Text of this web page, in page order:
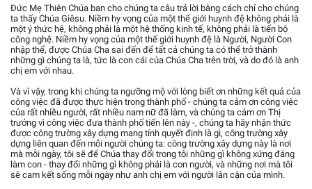
Đức Mẹ Thiên Chúa ban cho chúng ta câu trả lời bằng cách chỉ cho chúng
ta thấy Chúa Giêsu. Niềm hy vọng của một thế giới huynh đệ không phải là
một ý thức hệ, không phải là một hệ thống kinh tế, không phải là tiến bộ
công nghệ. Niềm hy vọng của một thế giới huynh đệ là Người, Người Con
nhập thể, được Chúa Cha sai đến để tất cả chúng ta có thể trở thành
những gì chúng ta là, tức là con cái của Chúa Cha trên trời, và do đó là anh
chị em với nhau.
Và vì vậy, trong khi chúng ta ngưỡng mộ với lòng biết ơn những kết quả của
công việc đã được thực hiện trong thành phố - chúng ta cảm ơn công việc
của rất nhiều người, rất nhiều nam nữ đã làm, và chúng ta cảm ơn Thị
trưởng vì công việc đưa thành phố tiến lên này -, chúng ta hãy nhận thức
được công trường xây dựng mang tính quyết định là gì, công trường xây
dựng liên quan đến mỗi người chúng ta: công trường xây dựng này là nơi
mà mỗi ngày, tôi sẽ để Chúa thay đổi trong tôi những gì không xứng đáng
làm con - thay đổi những gì không phải là con người, và những nơi mà tôi
sẽ cam kết sống mỗi ngày như anh chị em với người lân cận của mình.